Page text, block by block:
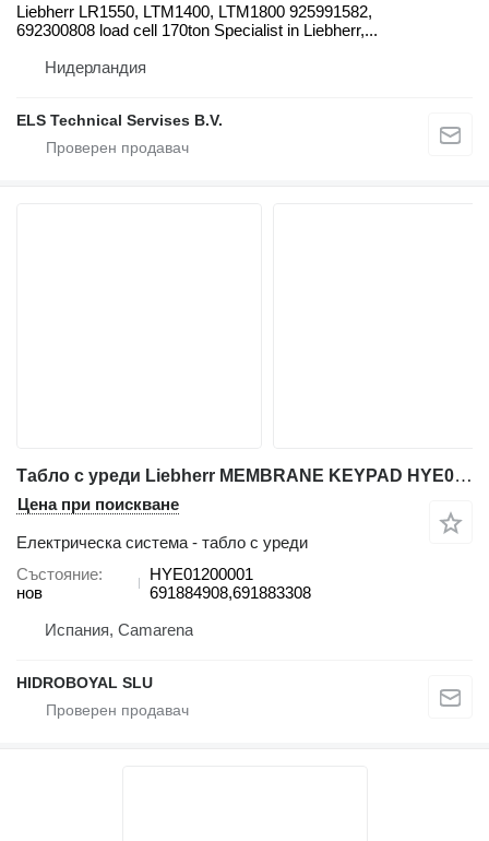
Liebherr LR1550, LTM1400, LTM1800 925991582,
692300808 load cell 170ton Specialist in Liebherr,...
Нидерландия
ELS Technical Servises B.V.
Табло с уреди Liebherr MEMBRANE KEYPAD HYE01200001 за автокран Liebherr LIEBHERR LTM VARIOS
Цена при поискване
Електрическа система - табло с уреди
Състояние
нов
HYE01200001
691884908,691883308
Испания, Camarena
HIDROBOYAL SLU